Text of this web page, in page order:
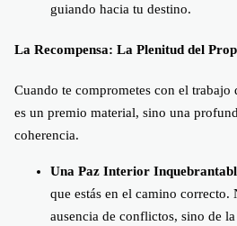
guiando hacia tu destino.
La Recompensa: La Plenitud del
Cuando te comprometes con el
es un premio material, sino una
coherencia.
Una Paz Interior
que estás en el camino correcto.
ausencia de conflictos, sino de